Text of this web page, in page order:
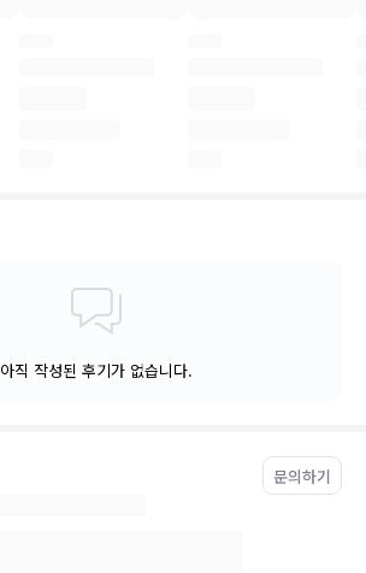
아직 작성된 후기가 없습니다.
문의하기